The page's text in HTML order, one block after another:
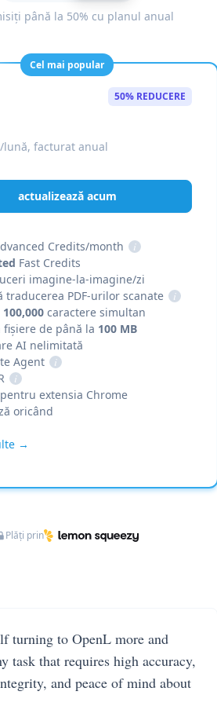
până la 50% cu planul anual
Cel mai popular
50% REDUCERE
/lună, facturat anual
actualizează acum
Credits/month
i
Fast Credits
imagine-la-imagine/zi
traducerea PDF-urilor scanate
i
100,000 caractere simultan
fișiere de până la 100 MB
AI nelimitată
Agent
i
i
extensia Chrome
oricând
→
Plăți prin
turning to OpenL more and
task that requires high accuracy,
and peace of mind about